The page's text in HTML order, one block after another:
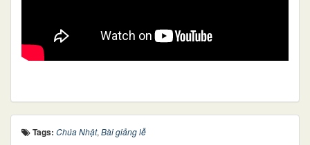
Tags: Chúa Nhật, Bài giảng lễ